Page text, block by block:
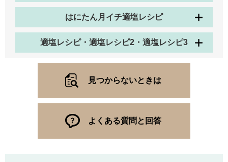
はにたん月イチ適塩レシピ
適塩レシピ・適塩レシピ2・適塩レシピ3
見つからないときは
よくある質問と回答